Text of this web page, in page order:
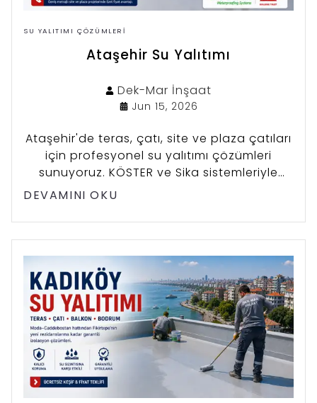
SU YALITIMI ÇÖZÜMLERI
Ataşehir Su Yalıtımı
Dek-Mar İnşaat
Jun 15, 2026
Ataşehir'de teras, çatı, site ve plaza çatıları
için profesyonel su yalıtımı çözümleri
sunuyoruz. KÖSTER ve Sika sistemleriyle
garantili uygulama, ücretsiz keşif ve geniş
sağlıyoruz.
DEVAMINI OKU